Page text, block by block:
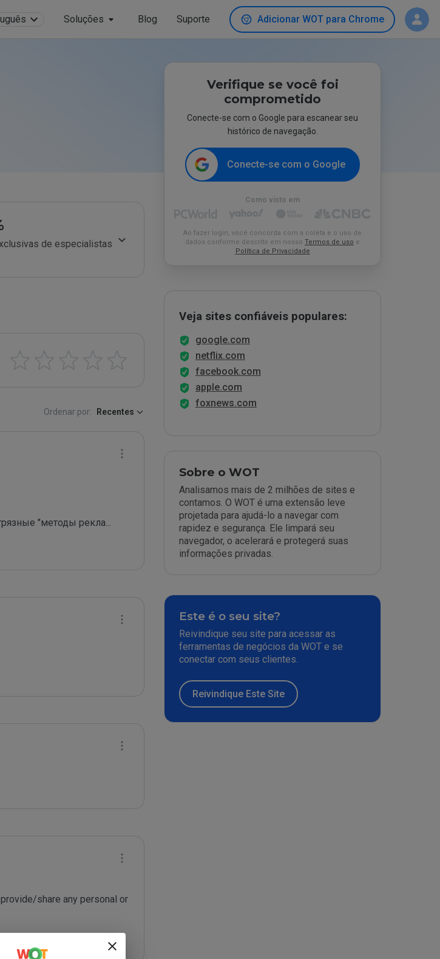
Soluções Blog Suporte Adicionar WOT para Chrome
de especialistas
Ordenar por: Recentes
"методы рекла...
share any personal or
Verifique se você foi
comprometido
Conecte-se com o Google para escanear seu
histórico de navegação.
Conecte-se com o Google
Como visto em
Ao fazer login, você concorda com a coleta e o uso de
dados conforme descrito em nosso Termos de uso e
Política de Privacidade
Veja sites confiáveis populares:
google.com
netflix.com
facebook.com
apple.com
foxnews.com
Sobre o WOT
Analisamos mais de 2 milhões de sites e
contamos. O WOT é uma extensão leve
projetada para ajudá-lo a navegar com
rapidez e segurança. Ele limpará seu
navegador, o acelerará e protegerá suas
informações privadas.
Este é o seu site?
Reivindique seu site para acessar as
ferramentas de negócios da WOT e se
conectar com seus clientes.
Reivindique Este Site